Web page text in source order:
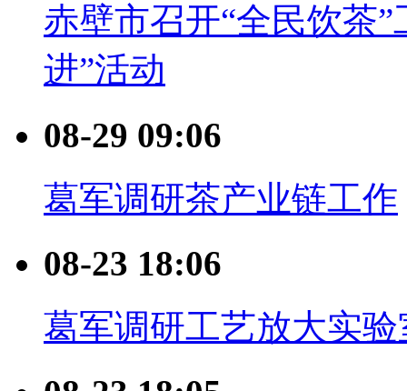
赤壁市召开“全民饮茶
进”活动
08-29 09:06
葛军调研茶产业链工作
08-23 18:06
葛军调研工艺放大实